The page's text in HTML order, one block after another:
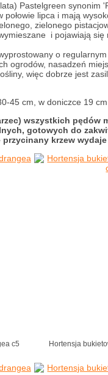
Pastelgreen synonim
lipca i mają
zielonego
i pojawiają
o
ogrodów, nasadzeń
więc dobrze jest
45 cm, w doniczce 19 cm
wszystkich pędów
gotowych do
krzew
c5
Hortensja